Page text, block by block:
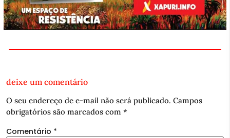
deixe um comentário
O seu endereço de e-mail não será publicado. Campos
obrigatórios são marcados com *
Comentário *